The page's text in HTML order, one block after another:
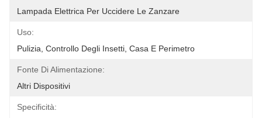
Lampada Elettrica Per Uccidere Le Zanzare
Uso:
Pulizia, Controllo Degli Insetti, Casa E Perimetro
Fonte Di Alimentazione:
Altri Dispositivi
Specificità: